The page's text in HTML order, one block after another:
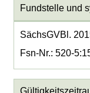
Fundstelle und
SächsGVBl.
Fsn-Nr.: 520-